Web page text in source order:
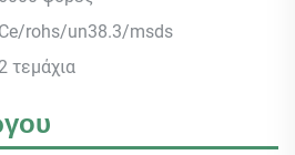
Ce/rohs/un38.3/msds
2 τεμάχια